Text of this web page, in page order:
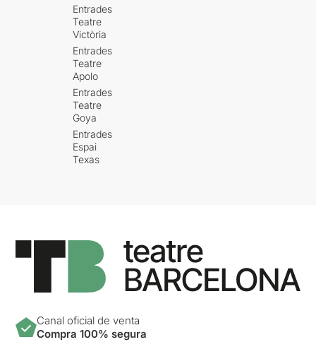
Entrades
Teatre
Victòria
Entrades
Teatre
Apolo
Entrades
Teatre
Goya
Entrades
Espai
Texas
Canal oficial de venta
Compra 100% segura